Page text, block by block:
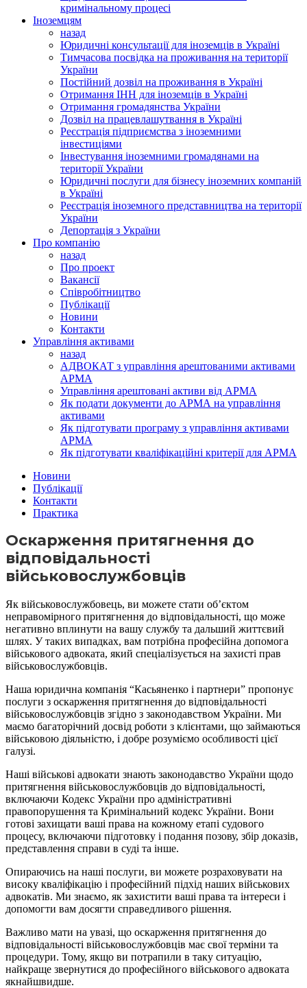
кримінальному процесі
Іноземцям
назад
Юридичні консультації для іноземців в Україні
Тимчасова посвідка на проживання на території
України
Постійний дозвіл на проживання в Україні
Отримання ІНН для іноземців в Україні
Отримання громадянства України
Дозвіл на працевлашутвання в Україні
Реєстрація підприємства з іноземними
інвестиціями
Інвестування іноземними громадянами на
території України
Юридичні послуги для бізнесу іноземних компаній
в Україні
Реєстрація іноземного представництва на території
України
Депортація з України
Про компанію
назад
Про проект
Вакансії
Співробітництво
Публікації
Новини
Контакти
Управління активами
назад
АДВОКАТ з управління арештованими активами
АРМА
Управління арештовані активи від АРМА
Як подати документи до АРМА на управління
активами
Як підготувати програму з управління активами
АРМА
Як підготувати кваліфікаційні критерії для АРМА
Новини
Публікації
Контакти
Практика
Оскарження притягнення до
відповідальності
військовослужбовців
Як військовослужбовець, ви можете стати об’єктом
неправомірного притягнення до відповідальності, що може
негативно вплинути на вашу службу та дальший життєвий
шлях. У таких випадках, вам потрібна професійна допомога
військового адвоката, який спеціалізується на захисті прав
військовослужбовців.
Наша юридична компанія “Касьяненко і партнери” пропонує
послуги з оскарження притягнення до відповідальності
військовослужбовців згідно з законодавством України. Ми
маємо багаторічний досвід роботи з клієнтами, що займаються
військовою діяльністю, і добре розуміємо особливості цієї
галузі.
Наші військові адвокати знають законодавство України щодо
притягнення військовослужбовців до відповідальності,
включаючи Кодекс України про адміністративні
правопорушення та Кримінальний кодекс України. Вони
готові захищати ваші права на кожному етапі судового
процесу, включаючи підготовку і подання позову, збір доказів,
представлення справи в суді та інше.
Опираючись на наші послуги, ви можете розраховувати на
високу кваліфікацію і професійний підхід наших військових
адвокатів. Ми знаємо, як захистити ваші права та інтереси і
допомогти вам досягти справедливого рішення.
Важливо мати на увазі, що оскарження притягнення до
відповідальності військовослужбовців має свої терміни та
процедури. Тому, якщо ви потрапили в таку ситуацію,
найкраще звернутися до професійного військового адвоката
якнайшвидше.